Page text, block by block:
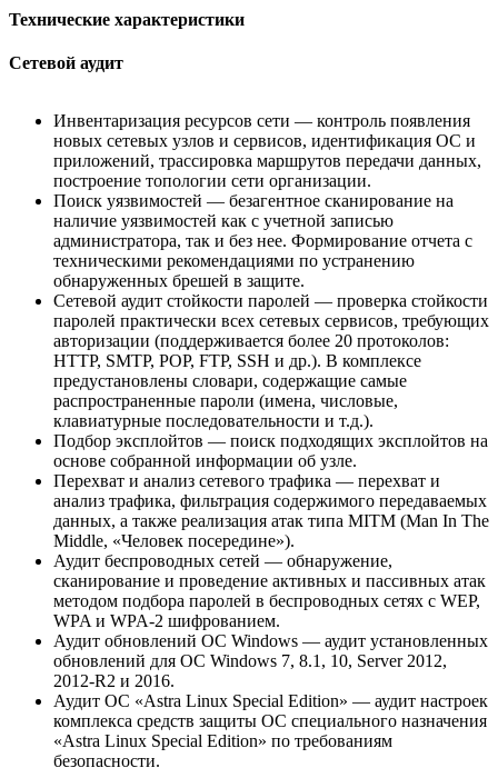
Технические характеристики
Сетевой аудит
Инвентаризация ресурсов сети — контроль появления
новых сетевых узлов и сервисов, идентификация ОС и
приложений, трассировка маршрутов передачи данных,
построение топологии сети организации.
Поиск уязвимостей — безагентное сканирование на
наличие уязвимостей как с учетной записью
администратора, так и без нее. Формирование отчета с
техническими рекомендациями по устранению
обнаруженных брешей в защите.
Сетевой аудит стойкости паролей — проверка стойкости
паролей практически всех сетевых сервисов, требующих
авторизации (поддерживается более 20 протоколов:
HTTP, SMTP, POP, FTP, SSH и др.). В комплексе
предустановлены словари, содержащие самые
распространенные пароли (имена, числовые,
клавиатурные последовательности и т.д.).
Подбор эксплойтов — поиск подходящих эксплойтов на
основе собранной информации об узле.
Перехват и анализ сетевого трафика — перехват и
анализ трафика, фильтрация содержимого передаваемых
данных, а также реализация атак типа MITM (Man In The
Middle, «Человек посередине»).
Аудит беспроводных сетей — обнаружение,
сканирование и проведение активных и пассивных атак
методом подбора паролей в беспроводных сетях с WEP,
WPA и WPA-2 шифрованием.
Аудит обновлений ОС Windows — аудит установленных
обновлений для ОС Windows 7, 8.1, 10, Server 2012,
2012-R2 и 2016.
Аудит ОС «Astra Linux Special Edition» — аудит настроек
комплекса средств защиты ОС специального назначения
«Astra Linux Special Edition» по требованиям
безопасности.